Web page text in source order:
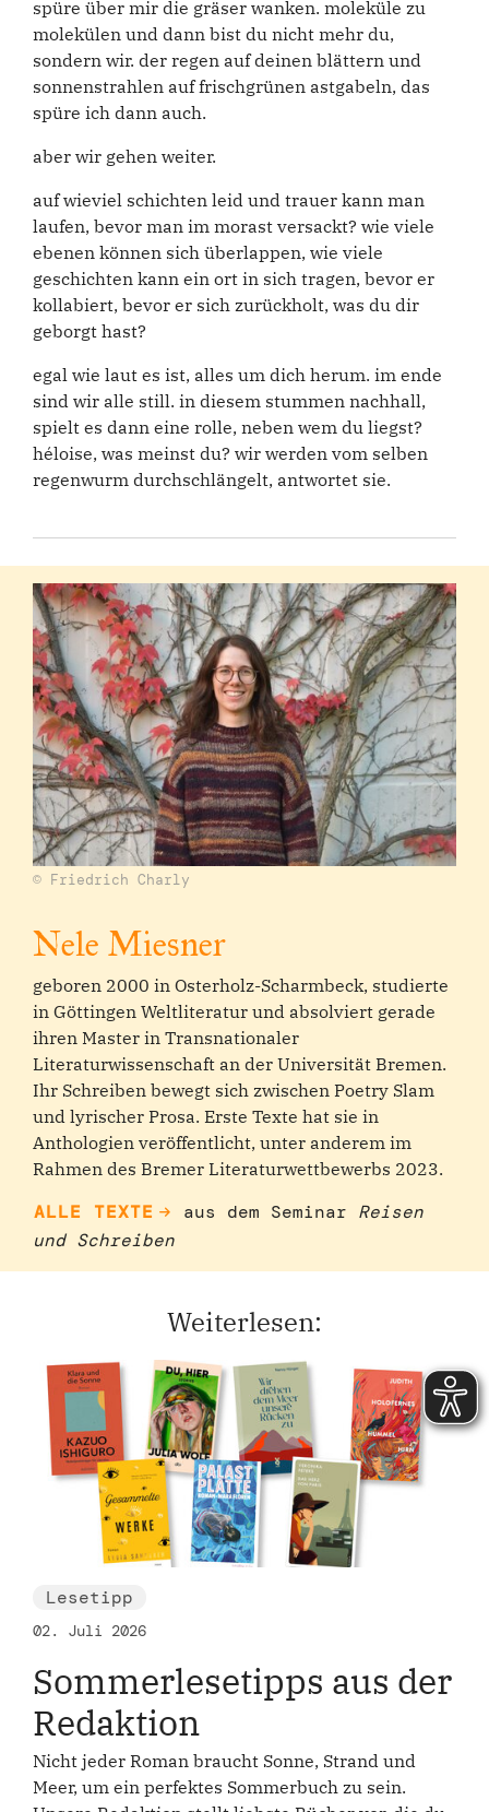
spüre über mir die gräser wanken. moleküle zu
molekülen und dann bist du nicht mehr du,
sondern wir. der regen auf deinen blättern und
sonnenstrahlen auf frischgrünen astgabeln, das
spüre ich dann auch.
aber wir gehen weiter.
auf wieviel schichten leid und trauer kann man
laufen, bevor man im morast versackt? wie viele
ebenen können sich überlappen, wie viele
geschichten kann ein ort in sich tragen, bevor er
kollabiert, bevor er sich zurückholt, was du dir
geborgt hast?
egal wie laut es ist, alles um dich herum. im ende
sind wir alle still. in diesem stummen nachhall,
spielt es dann eine rolle, neben wem du liegst?
héloise, was meinst du? wir werden vom selben
regenwurm durchschlängelt, antwortet sie.
© Friedrich Charly
Nele Miesner
geboren 2000 in Osterholz-Scharmbeck, studierte
in Göttingen Weltliteratur und absolviert gerade
ihren Master in Transnationaler
Literaturwissenschaft an der Universität Bremen.
Ihr Schreiben bewegt sich zwischen Poetry Slam
und lyrischer Prosa. Erste Texte hat sie in
Anthologien veröffentlicht, unter anderem im
Rahmen des Bremer Literaturwettbewerbs 2023.
ALLE TEXTE aus dem Seminar Reisen
und Schreiben
Weiterlesen:
Lesetipp
02. Juli 2026
Sommerlesetipps aus der
Redaktion
Nicht jeder Roman braucht Sonne, Strand und
Meer, um ein perfektes Sommerbuch zu sein.